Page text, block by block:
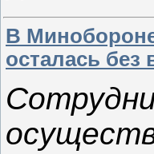
В
осталась